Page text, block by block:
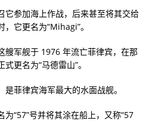
它参加海上作战，后来甚至将其交给
它更名为“Mihagi”。
艘军舰于 1976 年流亡菲律宾，在那
更名为“马德雷山”。
菲律宾海军最大的水面战舰。
“57”号并将其涂在船上，又称“57